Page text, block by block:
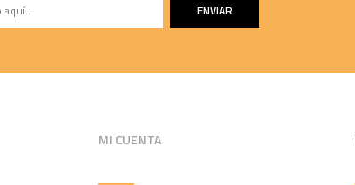
ENVIAR
MI CUENTA